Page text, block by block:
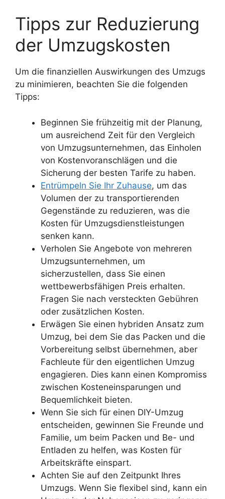
Tipps zur Reduzierung
der Umzugskosten
Um die finanziellen Auswirkungen des Umzugs
zu minimieren, beachten Sie die folgenden
Tipps:
Beginnen Sie frühzeitig mit der Planung,
um ausreichend Zeit für den Vergleich
von Umzugsunternehmen, das Einholen
von Kostenvoranschlägen und die
Sicherung der besten Tarife zu haben.
Entrümpeln Sie Ihr Zuhause, um das
Volumen der zu transportierenden
Gegenstände zu reduzieren, was die
Kosten für Umzugsdienstleistungen
senken kann.
Verholen Sie Angebote von mehreren
Umzugsunternehmen, um
sicherzustellen, dass Sie einen
wettbewerbsfähigen Preis erhalten.
Fragen Sie nach versteckten Gebühren
oder zusätzlichen Kosten.
Erwägen Sie einen hybriden Ansatz zum
Umzug, bei dem Sie das Packen und die
Vorbereitung selbst übernehmen, aber
Fachleute für den eigentlichen Umzug
engagieren. Dies kann einen Kompromiss
zwischen Kosteneinsparungen und
Bequemlichkeit bieten.
Wenn Sie sich für einen DIY-Umzug
entscheiden, gewinnen Sie Freunde und
Familie, um beim Packen und Be- und
Entladen zu helfen, was Kosten für
Arbeitskräfte einspart.
Achten Sie auf den Zeitpunkt Ihres
Umzugs. Wenn Sie flexibel sind, kann ein